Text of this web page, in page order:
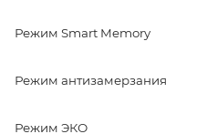
Режим Smart Memory
Режим антизамерзания
Режим ЭКО